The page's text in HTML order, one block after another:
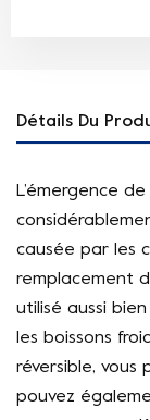
Détails Du
L’émergence
causée par les
remplacement
utilisé aussi
les boissons
réversible, vous
pouvez